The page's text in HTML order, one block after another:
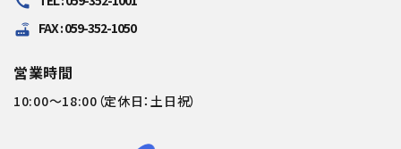
router FAX : 059-352-1050
営業時間
10:00～18:00（定休日：土日祝）